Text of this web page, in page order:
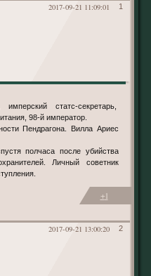
1
2017-09-21 11:09:01
статс-секретарь,
98-й император.
Пендрагона. Вилла Ариес
полчаса после убийства
Личный советник
+1
2
2017-09-21 13:00:20